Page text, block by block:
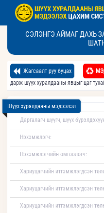
СЭЛЭНГЭ АЙМАГ ДАХЬ
Жагсаалт руу буцах
дарж шүүх хуралдааны явцыг цаг
Шүүх хуралдааны мэдээлэл
Даргалагч шүүгч, шүүх
Нэхэмжлэгч:
Нэхэмжлэгчийн өмгөөлөгч:
Хариуцагчийн итгэмжлэгдсэн
Хариуцагчийн итгэмжлэгдсэн
Хариуцагчийн итгэмжлэгдсэн